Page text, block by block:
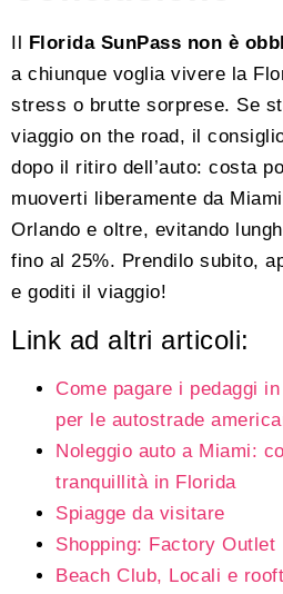
Florida SunPass non è
a chiunque voglia vivere la
stress o brutte sorprese. Se
viaggio on the road, il
dopo il ritiro dell’auto: costa
muoverti liberamente da
Orlando e oltre, evitando
fino al 25%. Prendilo subito,
e goditi il viaggio!
Link ad altri articoli:
Come pagare i pedaggi
per le autostrade
Noleggio auto a Miami:
tranquillità in Florida
Spiagge da visitare
Shopping: Factory Outlet
Beach Club, Locali e